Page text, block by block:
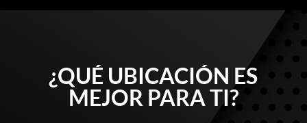
¿QUÉ UBICACIÓN ES
MEJOR PARA TI?